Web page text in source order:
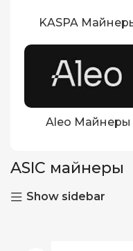
KASPA
Aleo Майнеры
ASIC майнеры
Show sidebar